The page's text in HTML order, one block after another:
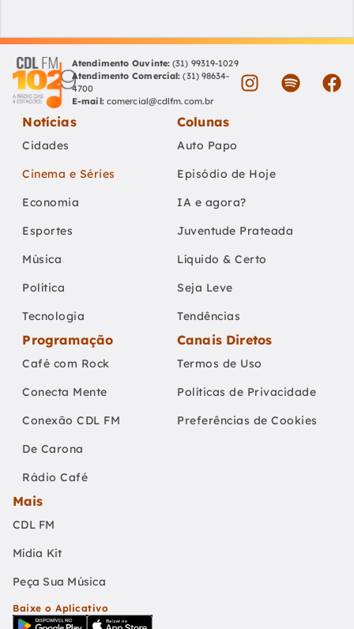
Atendimento Ouvinte: (31) 99319-1029
Atendimento Comercial: (31) 98634-
4700
E-mail: comercial@cdlfm.com.br
Notícias
Cidades
Cinema e Séries
Economia
Esportes
Música
Política
Tecnologia
Colunas
Auto Papo
Episódio de Hoje
IA e agora?
Juventude Prateada
Líquido & Certo
Seja Leve
Tendências
Programação
Café com Rock
Conecta Mente
Conexão CDL FM
De Carona
Rádio Café
Canais Diretos
Termos de Uso
Políticas de Privacidade
Preferências de Cookies
Mais
CDL FM
Mídia Kit
Peça Sua Música
Baixe o Aplicativo